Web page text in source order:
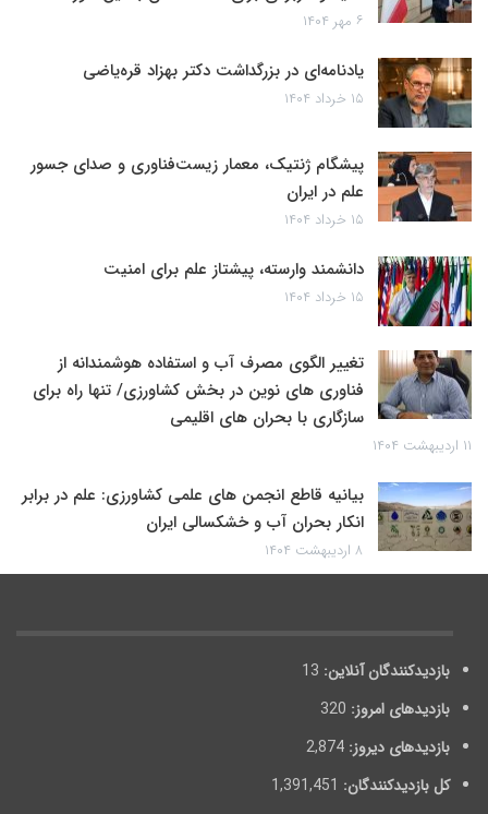
۶ مهر ۱۴۰۴
یادنامه‌ای در بزرگداشت دکتر بهزاد قره‌یاضی
۱۵ خرداد ۱۴۰۴
پیشگام ژنتیک، معمار زیست‌فناوری و صدای جسور
علم در ایران
۱۵ خرداد ۱۴۰۴
دانشمند وارسته، پیشتاز علم برای امنیت
۱۵ خرداد ۱۴۰۴
تغییر الگوی مصرف آب و استفاده هوشمندانه از
فناوری های نوین در بخش کشاورزی/ تنها راه برای
سازگاری با بحران های اقلیمی
۱۱ اردیبهشت ۱۴۰۴
بیانیه قاطع انجمن های علمی کشاورزی: علم در برابر
انکار بحران آب و خشکسالی ایران
۸ اردیبهشت ۱۴۰۴
بازدیدکنندگان آنلاین: 13
بازدیدهای امروز: 320
بازدیدهای دیروز: 2,874
کل بازدیدکنند‌گان: 1,391,451